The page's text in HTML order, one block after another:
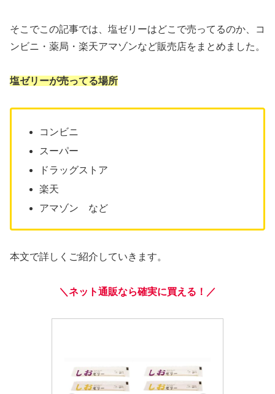
そこでこの記事では、塩ゼリーはどこで売ってるのか、コ
ンビニ・薬局・楽天アマゾンなど販売店をまとめました。
塩ゼリーが売ってる場所
コンビニ
スーパー
ドラッグストア
楽天
アマゾン など
本文で詳しくご紹介していきます。
＼ネット通販なら確実に買える！／